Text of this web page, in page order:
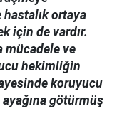
ortaya
için de vardır.
mücadele ve
hekimliğin
koruyucu
götürmüş